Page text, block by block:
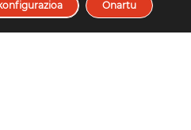
Onartu